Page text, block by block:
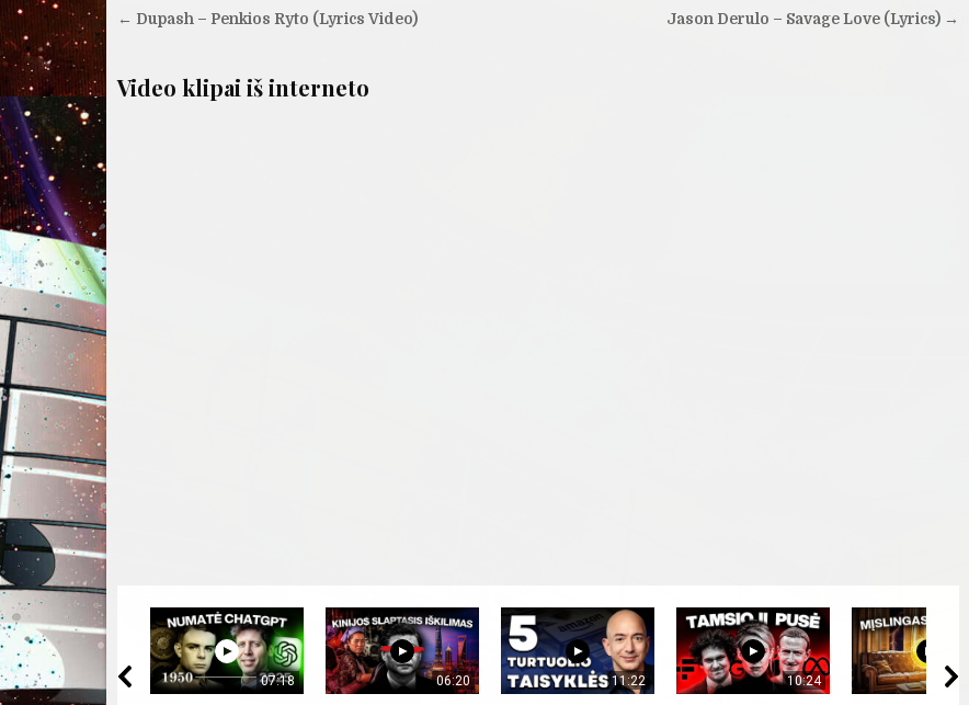
Navigacija
įrašų
Jason Derulo – Savage Love (Lyrics) →
← Dupash – Penkios Ryto (Lyrics Video)
Video klipai iš interneto
07:18 06:20 11:22 10:24